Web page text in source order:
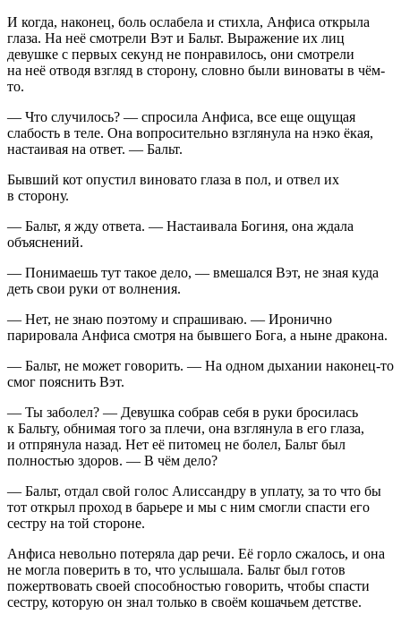
И когда, наконец, боль ослабела и стихла, Анфиса открыла
глаза. На неё смотрели Вэт и Бальт. Выражение их лиц
девушке с первых секунд не понравилось, они смотрели
на неё отводя взгляд в сторону, словно были виноваты в чём-
то.
— Что случилось? — спросила Анфиса, все еще ощущая
слабость в теле. Она вопросительно взглянула на нэко ёкая,
настаивая на ответ. — Бальт.
Бывший кот опустил виновато глаза в пол, и отвел их
в сторону.
— Бальт, я жду ответа. — Настаивала Богиня, она ждала
объяснений.
— Понимаешь тут такое дело, — вмешался Вэт, не зная куда
деть свои руки от волнения.
— Нет, не знаю поэтому и спрашиваю. — Иронично
парировала Анфиса смотря на бывшего Бога, а ныне дракона.
— Бальт, не может говорить. — На одном дыхании наконец-то
смог пояснить Вэт.
— Ты заболел? — Девушка собрав себя в руки бросилась
к Бальту, обнимая того за плечи, она взглянула в его глаза,
и отпрянула назад. Нет её питомец не болел, Бальт был
полностью здоров. — В чём дело?
— Бальт, отдал свой голос Алиссандру в уплату, за то что бы
тот открыл проход в барьере и мы с ним смогли спасти его
сестру на той стороне.
Анфиса невольно потеряла дар речи. Её горло сжалось, и она
не могла поверить в то, что услышала. Бальт был готов
пожертвовать своей способностью говорить, чтобы спасти
сестру, которую он знал только в своём кошачьем детстве.